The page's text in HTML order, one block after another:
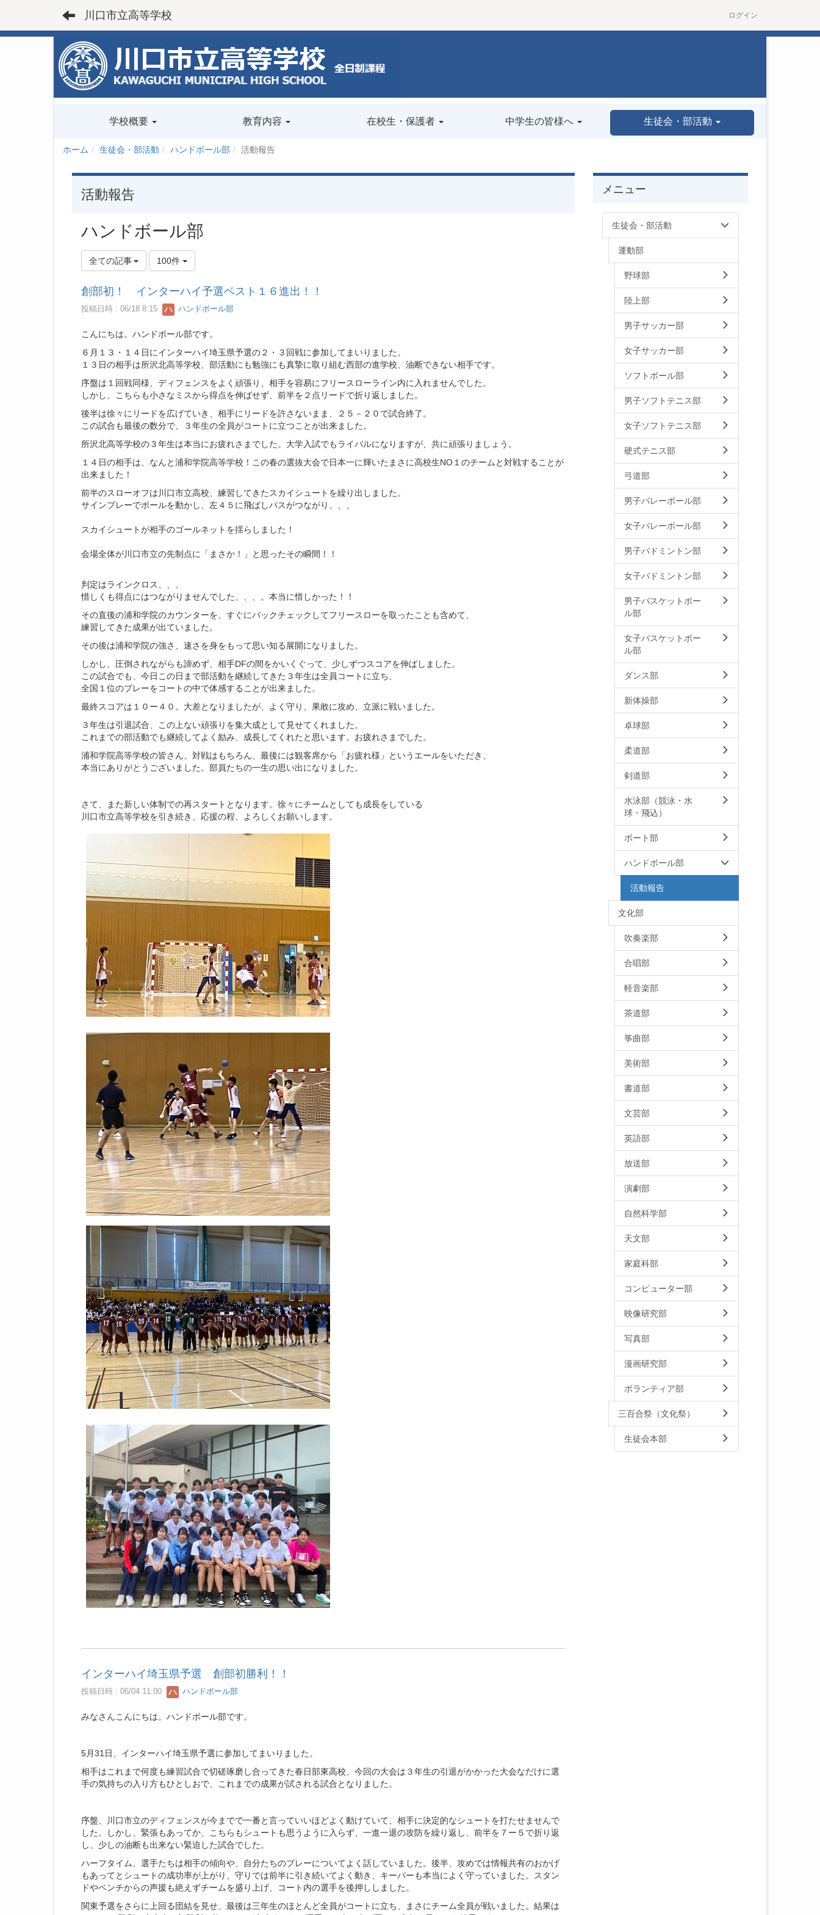
川口市立高等学校 ログイン
学校概要 教育内容 在校生・保護者 中学生の皆様へ 生徒会・部活動
ホーム 生徒会・部活動 ハンドボール部 活動報告
活動報告
ハンドボール部
全ての記事 100件
創部初！ インターハイ予選ベスト１６進出！！
投稿日時 : 06/18 8:15 ハンドボール部
こんにちは。ハンドボール部です。
６月１３・１４日にインターハイ埼玉県予選の２・３回戦に参加してまいりました。
１３日の相手は所沢北高等学校、部活動にも勉強にも真摯に取り組む西部の進学校、油断できない相手です。
序盤は１回戦同様、ディフェンスをよく頑張り、相手を容易にフリースローライン内に入れませんでした。
しかし、こちらも小さなミスから得点を伸ばせず、前半を２点リードで折り返しました。
後半は徐々にリードを広げていき、相手にリードを許さないまま、２５－２０で試合終了。
この試合も最後の数分で、３年生の全員がコートに立つことが出来ました。
所沢北高等学校の３年生は本当にお疲れさまでした。大学入試でもライバルになりますが、共に頑張りましょう。
１４日の相手は、なんと浦和学院高等学校！この春の選抜大会で日本一に輝いたまさに高校生NO１のチームと対戦することが
出来ました！
前半のスローオフは川口市立高校、練習してきたスカイシュートを繰り出しました。
サインプレーでボールを動かし、左４５に飛ばしパスがつながり、、、
スカイシュートが相手のゴールネットを揺らしました！
会場全体が川口市立の先制点に「まさか！」と思ったその瞬間！！
判定はラインクロス、、、
惜しくも得点にはつながりませんでした、、、。本当に惜しかった！！
その直後の浦和学院のカウンターを、すぐにバックチェックしてフリースローを取ったことも含めて、
練習してきた成果が出ていました。
その後は浦和学院の強さ、速さを身をもって思い知る展開になりました。
しかし、圧倒されながらも諦めず、相手DFの間をかいくぐって、少しずつスコアを伸ばしました。
この試合でも、今日この日まで部活動を継続してきた３年生は全員コートに立ち、
全国１位のプレーをコートの中で体感することが出来ました。
最終スコアは１０ー４０。大差となりましたが、よく守り、果敢に攻め、立派に戦いました。
３年生は引退試合、この上ない頑張りを集大成として見せてくれました。
これまでの部活動でも継続してよく励み、成長してくれたと思います。お疲れさまでした。
浦和学院高等学校の皆さん、対戦はもちろん、最後には観客席から「お疲れ様」というエールをいただき、
本当にありがとうございました。部員たちの一生の思い出になりました。
さて、また新しい体制での再スタートとなります。徐々にチームとしても成長をしている
川口市立高等学校を引き続き、応援の程、よろしくお願いします。
インターハイ埼玉県予選 創部初勝利！！
投稿日時 : 06/04 11:00 ハンドボール部
みなさんこんにちは。ハンドボール部です。
5月31日、インターハイ埼玉県予選に参加してまいりました。
相手はこれまで何度も練習試合で切磋琢磨し合ってきた春日部東高校、今回の大会は３年生の引退がかかった大会なだけに選
手の気持ちの入り方もひとしおで、これまでの成果が試される試合となりました。
序盤、川口市立のディフェンスが今までで一番と言っていいほどよく動けていて、相手に決定的なシュートを打たせませんで
した。しかし、緊張もあってか、こちらもシュートも思うように入らず、一進一退の攻防を繰り返し、前半を７ー５で折り返
し、少しの油断も出来ない緊迫した試合でした。
ハーフタイム、選手たちは相手の傾向や、自分たちのプレーについてよく話していました。後半、攻めでは情報共有のおかげ
もあってとシュートの成功率が上がり、守りでは前半に引き続いてよく動き、キーパーも本当によく守っていました。スタン
ドやベンチからの声援も絶えずチームを盛り上げ、コート内の選手を後押ししました。
関東予選をさらに上回る団結を見せ、最後は三年生のほとんど全員がコートに立ち、まさにチーム全員が戦いました。結果は
メニュー
生徒会・部活動
運動部
野球部
陸上部
男子サッカー部
女子サッカー部
ソフトボール部
男子ソフトテニス部
女子ソフトテニス部
硬式テニス部
弓道部
男子バレーボール部
女子バレーボール部
男子バドミントン部
女子バドミントン部
男子バスケットボー
ル部
女子バスケットボー
ル部
ダンス部
新体操部
卓球部
柔道部
剣道部
水泳部（競泳・水
球・飛込）
ボート部
ハンドボール部
活動報告
文化部
吹奏楽部
合唱部
軽音楽部
茶道部
筝曲部
美術部
書道部
文芸部
英語部
放送部
演劇部
自然科学部
天文部
家庭科部
コンピューター部
映像研究部
写真部
漫画研究部
ボランティア部
三百合祭（文化祭）
生徒会本部